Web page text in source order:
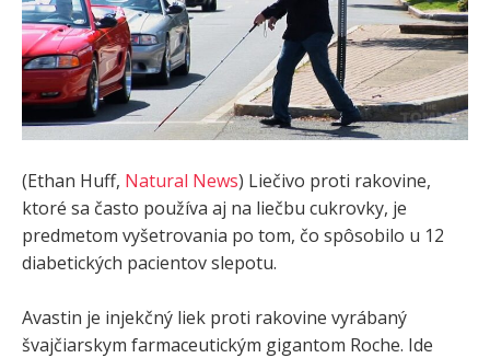
(Ethan Huff, Natural News) Liečivo proti rakovine,
ktoré sa často používa aj na liečbu cukrovky, je
predmetom vyšetrovania po tom, čo spôsobilo u 12
diabetických pacientov slepotu.
Avastin je injekčný liek proti rakovine vyrábaný
švajčiarskym farmaceutickým gigantom Roche. Ide